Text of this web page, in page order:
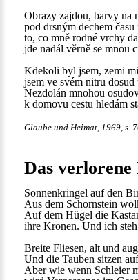
Obrazy zajdou, barvy na
pod drsným dechem
to, co mně rodné vrchy
jde nadál věrně se mnou
Kdekoli byl jsem, zemi
jsem ve svém nitru dosud
Nezdolán mnohou
k domovu cestu hledám
Glaube und Heimat, 1969, s.
Das verlorene
Sonnenkringel auf den
Aus dem Schornstein
Auf dem Hügel die
ihre Kronen. Und ich
Breite Fliesen, alt und
Und die Tauben sitzen
Aber wie wenn Schleier